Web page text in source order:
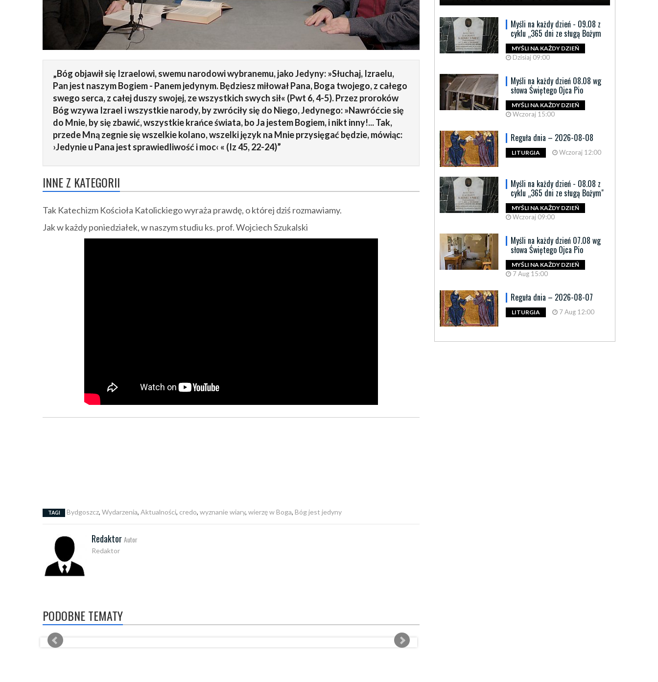
„Bóg objawił się Izraelowi, swemu narodowi wybranemu, jako Jedyny: »Słuchaj, Izraelu,
Pan jest naszym Bogiem - Panem jedynym. Będziesz miłował Pana, Boga twojego, z całego
swego serca, z całej duszy swojej, ze wszystkich swych sił« (Pwt 6, 4-5). Przez proroków
Bóg wzywa Izrael i wszystkie narody, by zwróciły się do Niego, Jedynego: »Nawróćcie się
do Mnie, by się zbawić, wszystkie krańce świata, bo Ja jestem Bogiem, i nikt inny!... Tak,
przede Mną zegnie się wszelkie kolano, wszelki język na Mnie przysięgać będzie, mówiąc:
›Jedynie u Pana jest sprawiedliwość i moc‹ « (Iz 45, 22-24)”
INNE Z KATEGORII
Tak Katechizm Kościoła Katolickiego wyraża prawdę, o której dziś rozmawiamy.
Jak w każdy poniedziałek, w naszym studiu ks. prof. Wojciech Szukalski
TAGI Bydgoszcz, Wydarzenia, Aktualności, credo, wyznanie wiary, wierzę w Boga, Bóg jest jedyny
Redaktor Autor
Redaktor
PODOBNE TEMATY
Myśli na każdy dzień - 09.08 z
cyklu „365 dni ze sługą Bożym
MYŚLI NA KAŻDY DZIEŃ
Dzisiaj 09:00
Myśli na każdy dzień 08.08 wg
słowa Świętego Ojca Pio
MYŚLI NA KAŻDY DZIEŃ
Wczoraj 15:00
Reguła dnia – 2026-08-08
LITURGIA Wczoraj 12:00
Myśli na każdy dzień - 08.08 z
cyklu „365 dni ze sługą Bożym"
MYŚLI NA KAŻDY DZIEŃ
Wczoraj 09:00
Myśli na każdy dzień 07.08 wg
słowa Świętego Ojca Pio
MYŚLI NA KAŻDY DZIEŃ
7 Aug 15:00
Reguła dnia – 2026-08-07
LITURGIA 7 Aug 12:00